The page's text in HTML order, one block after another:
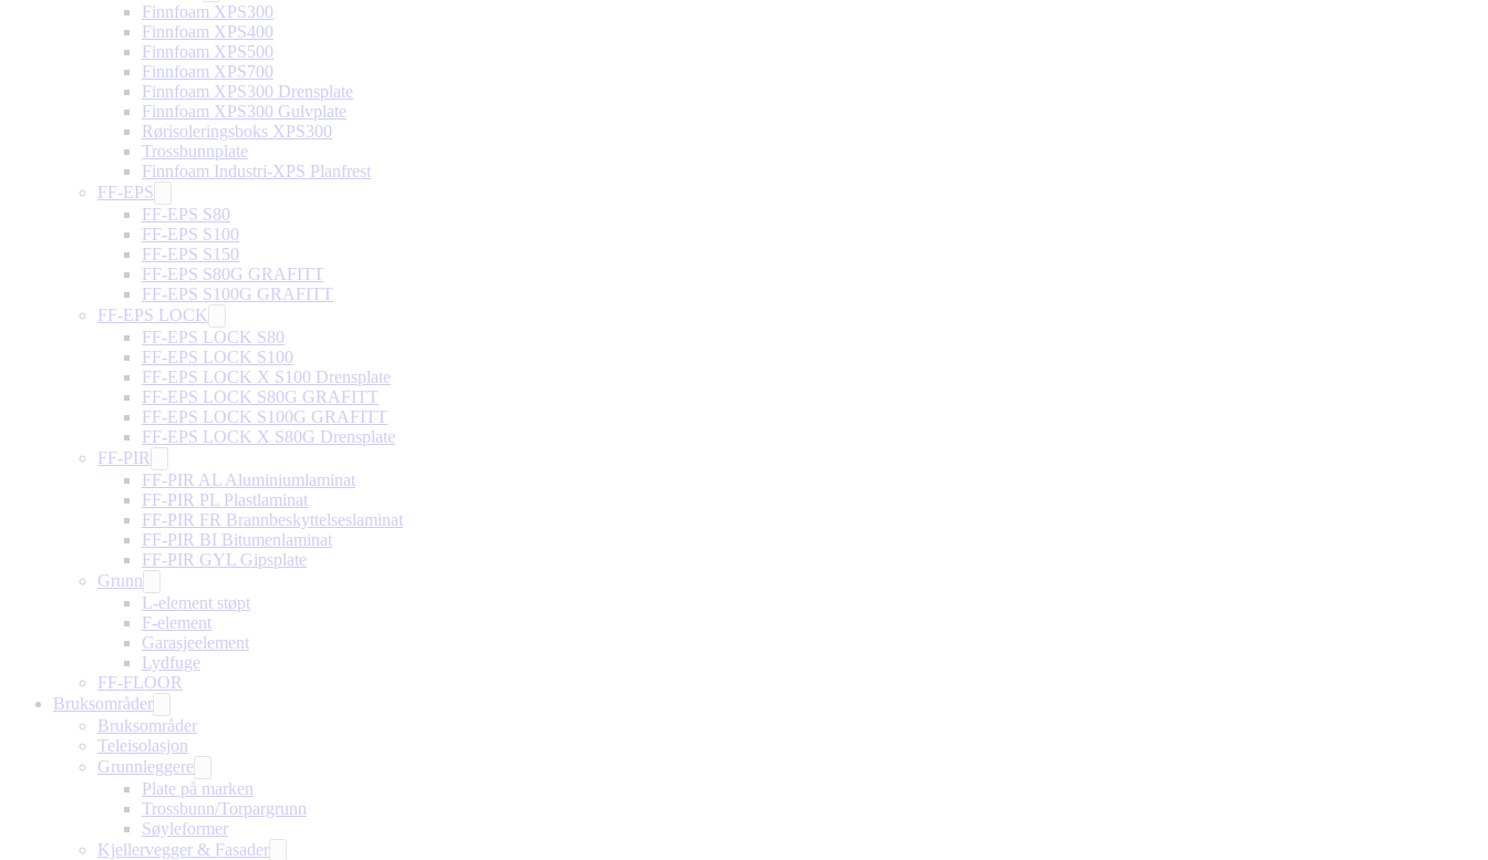
Finnfoam XPS300
Finnfoam XPS400
Finnfoam XPS500
Finnfoam XPS700
Finnfoam XPS300 Drensplate
Finnfoam XPS300 Gulvplate
Rørisoleringsboks XPS300
Trossbunnplate
Finnfoam Industri-XPS Planfrest
FF-EPS
FF-EPS S80
FF-EPS S100
FF-EPS S150
FF-EPS S80G GRAFITT
FF-EPS S100G GRAFITT
FF-EPS LOCK
FF-EPS LOCK S80
FF-EPS LOCK S100
FF-EPS LOCK X S100 Drensplate
FF-EPS LOCK S80G GRAFITT
FF-EPS LOCK S100G GRAFITT
FF-EPS LOCK X S80G Drensplate
FF-PIR
FF-PIR AL Aluminiumlaminat
FF-PIR PL Plastlaminat
FF-PIR FR Brannbeskyttelseslaminat
FF-PIR BI Bitumenlaminat
FF-PIR GYL Gipsplate
Grunn
L-element støpt
F-element
Garasjeelement
Lydfuge
FF-FLOOR
Bruksområder
Bruksområder
Teleisolasjon
Grunnleggere
Plate på marken
Trossbunn/Torpargrunn
Søyleformer
Kjellervegger & Fasader